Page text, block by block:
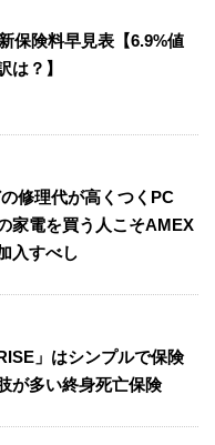
保険料早見表【6.9%値
は？】
修理代が高くつくPC
家電を買う人こそAMEX
入すべし
」はシンプルで保険
が多い終身死亡保険